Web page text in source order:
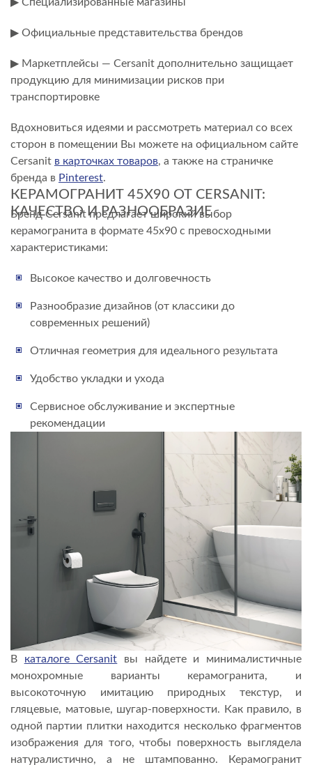
▶ Официальные представительства брендов
▶ Маркетплейсы — Cersanit дополнительно защищает
продукцию для минимизации рисков при
транспортировке
Вдохновиться идеями и рассмотреть материал со всех
сторон в помещении Вы можете на официальном сайте
Cersanit в карточках товаров, а также на страничке
бренда в Pinterest.
КЕРАМОГРАНИТ 45Х90 ОТ CERSANIT:
КАЧЕСТВО И РАЗНООБРАЗИЕ
Бренд Cersanit предлагает широкий выбор
керамогранита в формате 45х90 с превосходными
характеристиками:
Высокое качество и долговечность
Разнообразие дизайнов (от классики до
современных решений)
Отличная геометрия для идеального результата
Удобство укладки и ухода
Сервисное обслуживание и экспертные
рекомендации
В каталоге Cersanit вы найдете и минималистичные
монохромные варианты керамогранита, и
высокоточную имитацию природных текстур, и
гляцевые, матовые, шугар-поверхности. Как правило, в
одной партии плитки находится несколько фрагментов
изображения для того, чтобы поверхность выглядела
натуралистично, а не штампованно. Керамогранит